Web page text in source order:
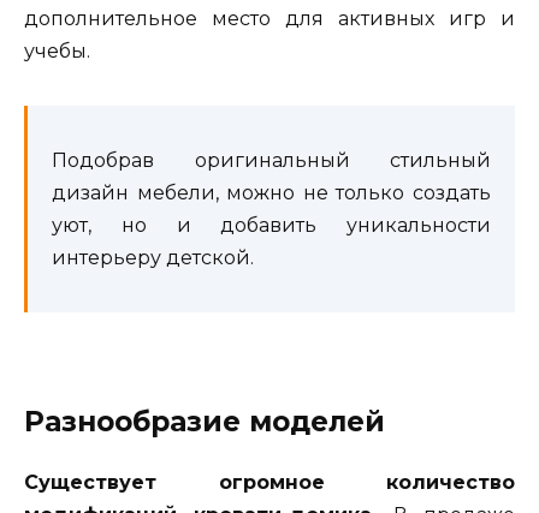
дополнительное место для активных игр и
учебы.
Подобрав оригинальный стильный
дизайн мебели, можно не только создать
уют, но и добавить уникальности
интерьеру детской.
Разнообразие моделей
Существует огромное количество